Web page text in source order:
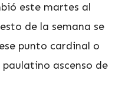
este martes al
de la semana se
punto cardinal o
ascenso de